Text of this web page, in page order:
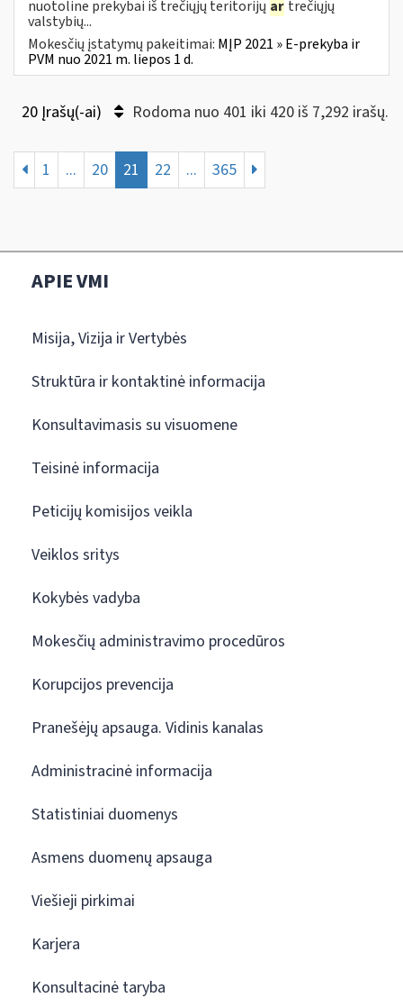
nuotoline prekybai iš trečiųjų teritorijų ar trečiųjų
valstybių...
Mokesčių įstatymų pakeitimai: MĮP 2021 » E-prekyba ir
PVM nuo 2021 m. liepos 1 d.
20 Įrašų(-ai) Rodoma nuo 401 iki 420 iš 7,292 irašų.
1 ... 20 21 22 ... 365
APIE VMI
Misija, Vizija ir Vertybės
Struktūra ir kontaktinė informacija
Konsultavimasis su visuomene
Teisinė informacija
Peticijų komisijos veikla
Veiklos sritys
Kokybės vadyba
Mokesčių administravimo procedūros
Korupcijos prevencija
Pranešėjų apsauga. Vidinis kanalas
Administracinė informacija
Statistiniai duomenys
Asmens duomenų apsauga
Viešieji pirkimai
Karjera
Konsultacinė taryba